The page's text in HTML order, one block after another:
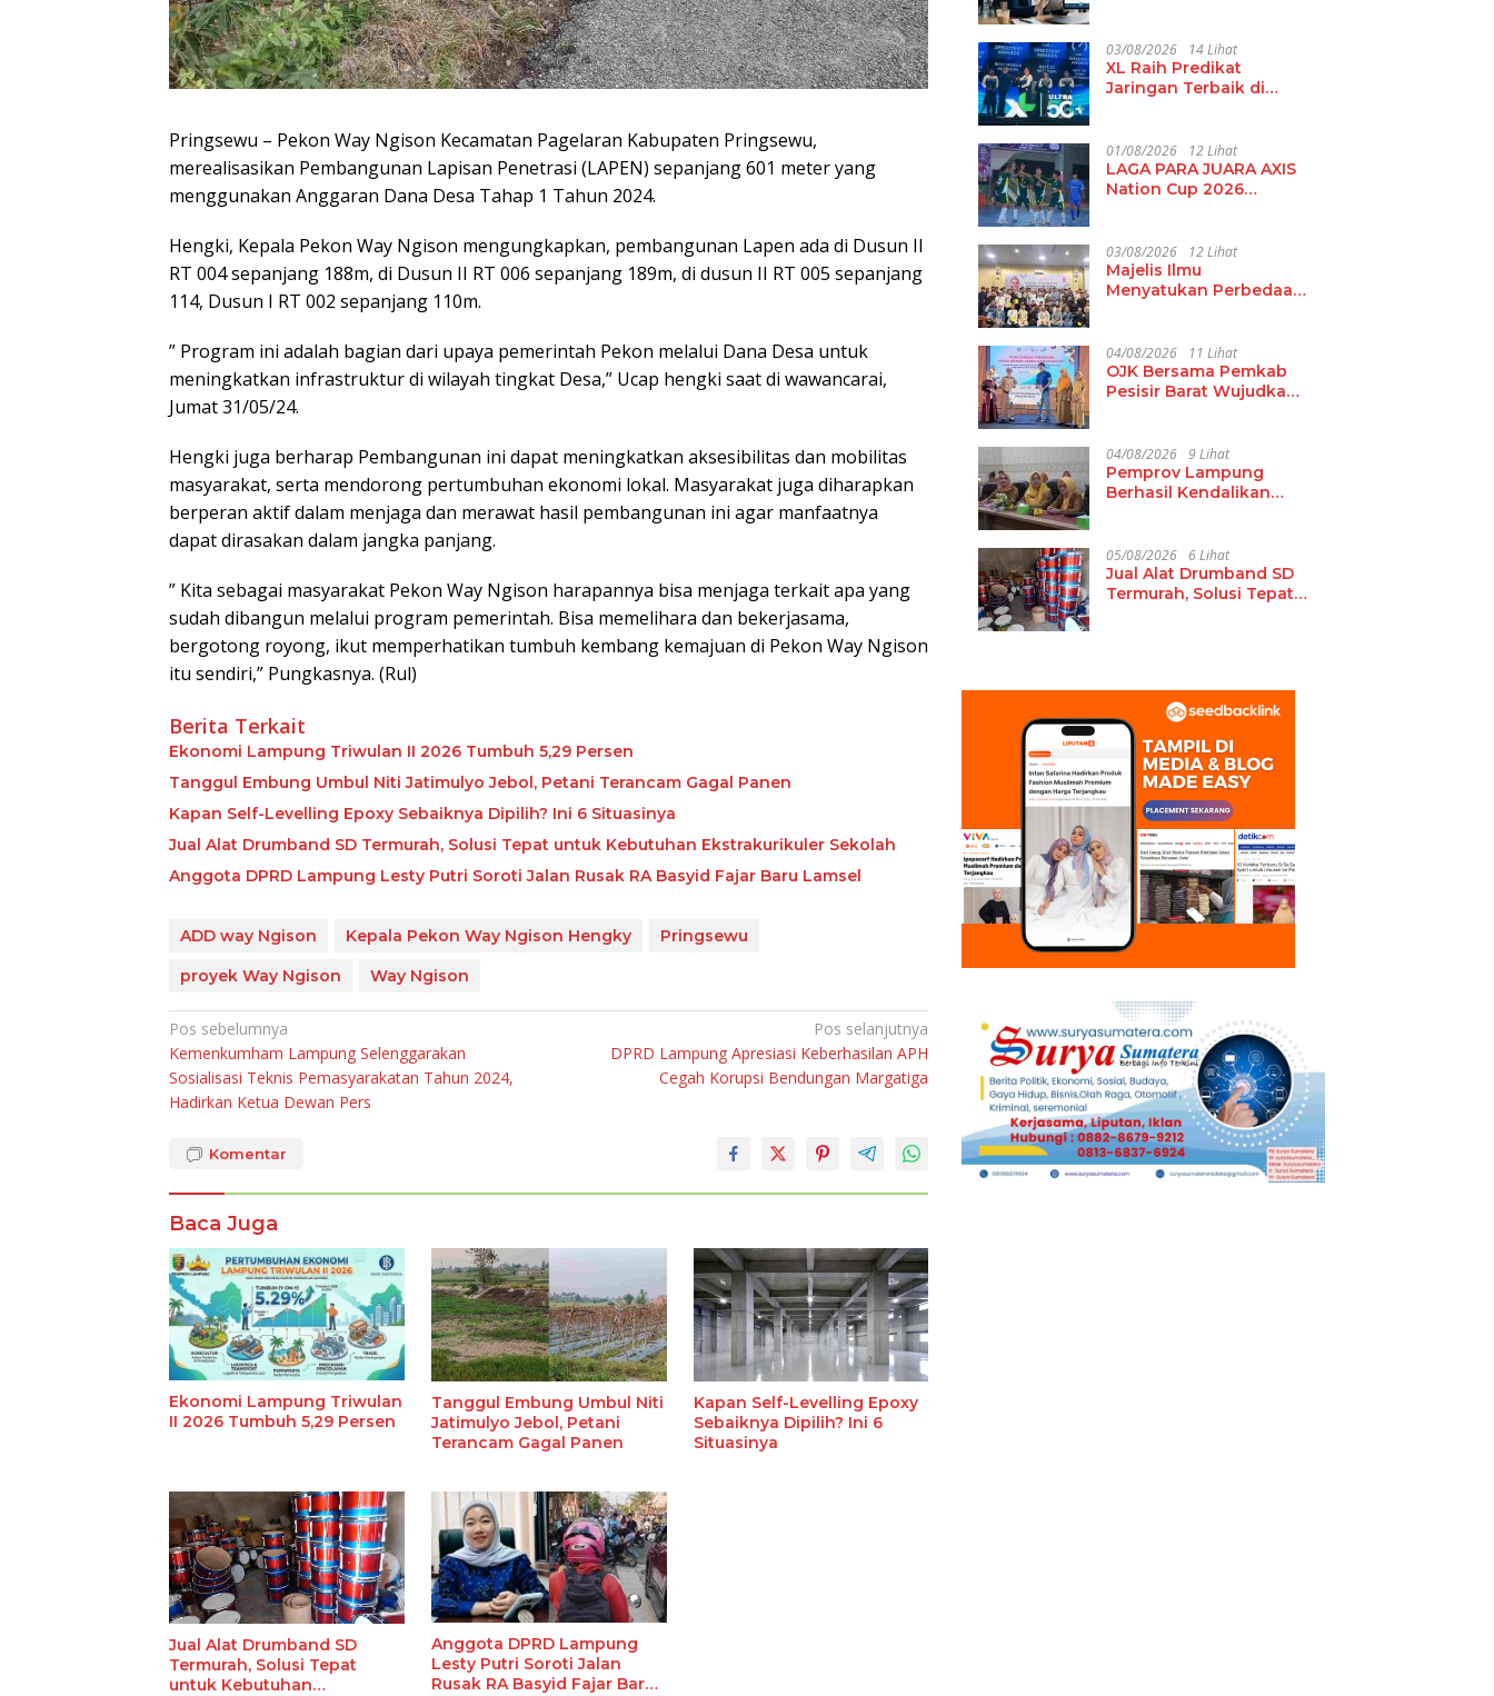
Pringsewu – Pekon Way Ngison Kecamatan Pagelaran Kabupaten Pringsewu,
merealisasikan Pembangunan Lapisan Penetrasi (LAPEN) sepanjang 601 meter yang
menggunakan Anggaran Dana Desa Tahap 1 Tahun 2024.
Hengki, Kepala Pekon Way Ngison mengungkapkan, pembangunan Lapen ada di Dusun II
RT 004 sepanjang 188m, di Dusun II RT 006 sepanjang 189m, di dusun II RT 005 sepanjang
114, Dusun I RT 002 sepanjang 110m.
” Program ini adalah bagian dari upaya pemerintah Pekon melalui Dana Desa untuk
meningkatkan infrastruktur di wilayah tingkat Desa,” Ucap hengki saat di wawancarai,
Jumat 31/05/24.
Hengki juga berharap Pembangunan ini dapat meningkatkan aksesibilitas dan mobilitas
masyarakat, serta mendorong pertumbuhan ekonomi lokal. Masyarakat juga diharapkan
berperan aktif dalam menjaga dan merawat hasil pembangunan ini agar manfaatnya
dapat dirasakan dalam jangka panjang.
” Kita sebagai masyarakat Pekon Way Ngison harapannya bisa menjaga terkait apa yang
sudah dibangun melalui program pemerintah. Bisa memelihara dan bekerjasama,
bergotong royong, ikut memperhatikan tumbuh kembang kemajuan di Pekon Way Ngison
itu sendiri,” Pungkasnya. (Rul)
Berita Terkait
Ekonomi Lampung Triwulan II 2026 Tumbuh 5,29 Persen
Tanggul Embung Umbul Niti Jatimulyo Jebol, Petani Terancam Gagal Panen
Kapan Self-Levelling Epoxy Sebaiknya Dipilih? Ini 6 Situasinya
Jual Alat Drumband SD Termurah, Solusi Tepat untuk Kebutuhan Ekstrakurikuler Sekolah
Anggota DPRD Lampung Lesty Putri Soroti Jalan Rusak RA Basyid Fajar Baru Lamsel
ADD way Ngison Kepala Pekon Way Ngison Hengky
Pringsewu
proyek Way Ngison
Way Ngison
Navigasi
pos
Pos sebelumnya
Kemenkumham Lampung Selenggarakan
Sosialisasi Teknis Pemasyarakatan Tahun 2024,
Hadirkan Ketua Dewan Pers
Pos selanjutnya
DPRD Lampung Apresiasi Keberhasilan APH
Cegah Korupsi Bendungan Margatiga
Komentar
Baca Juga
Ekonomi Lampung Triwulan
II 2026 Tumbuh 5,29 Persen
Tanggul Embung Umbul Niti
Jatimulyo Jebol, Petani
Terancam Gagal Panen
Kapan Self-Levelling Epoxy
Sebaiknya Dipilih? Ini 6
Situasinya
Jual Alat Drumband SD
Termurah, Solusi Tepat
untuk Kebutuhan
Anggota DPRD Lampung
Lesty Putri Soroti Jalan
Rusak RA Basyid Fajar Baru
03/08/2026 14 Lihat
XL Raih Predikat
Jaringan Terbaik di
01/08/2026 12 Lihat
LAGA PARA JUARA AXIS
Nation Cup 2026
Talenta Futsal Pelajar di
40 Kota
03/08/2026 12 Lihat
Majelis Ilmu
Menyatukan Perbedaan,
Perkuat Ukhuwah dan
Tradisi Keilmuan
04/08/2026 11 Lihat
OJK Bersama Pemkab
Pesisir Barat Wujudkan
Pendidik Terima Polis
Asuransi Jiwa
04/08/2026 9 Lihat
Pemprov Lampung
Berhasil Kendalikan
Terendah di Sumatera
05/08/2026 6 Lihat
Jual Alat Drumband SD
Termurah, Solusi Tepat